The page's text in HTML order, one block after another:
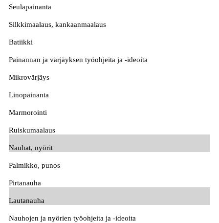
Seulapainanta
Silkkimaalaus, kankaanmaalaus
Batiikki
Painannan ja värjäyksen työohjeita ja -ideoita
Mikrovärjäys
Linopainanta
Marmorointi
Ruiskumaalaus
Nauhat, nyörit
Palmikko, punos
Pirtanauha
Lautanauha
Nauhojen ja nyörien työohjeita ja -ideoita